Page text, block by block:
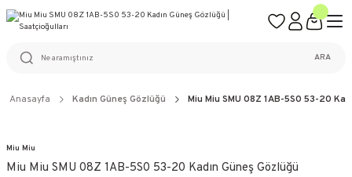
%100 ORİJİNAL ÜRÜN GARANTİSİ
ARA
Anasayfa Kadın Güneş Gözlüğü Miu Miu SMU 08Z 1AB-5S0 53-20
Miu Miu
Miu Miu SMU 08Z 1AB-5S0 53-20 Kadın Güneş Gözlüğü